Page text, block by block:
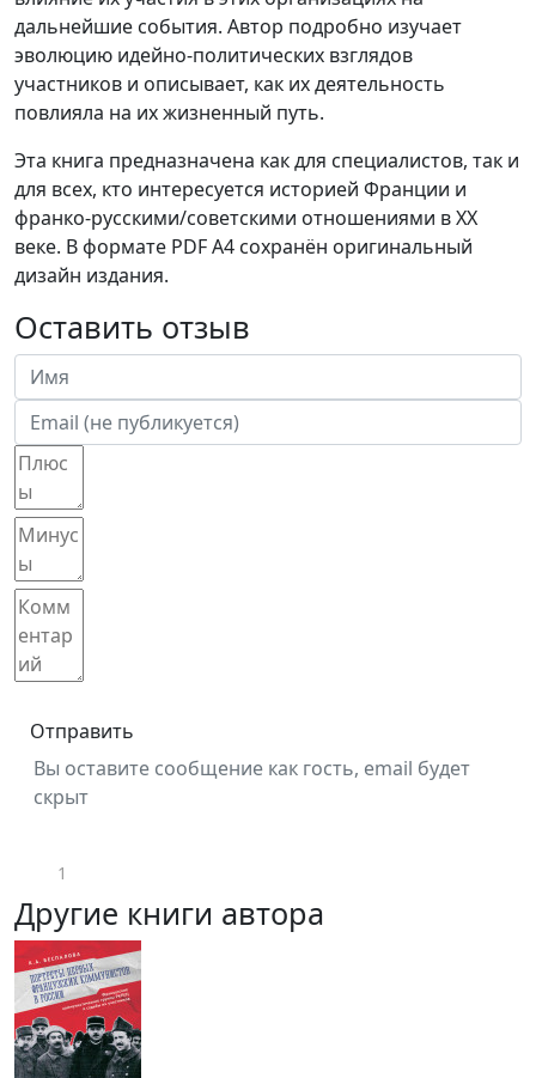
дальнейшие события. Автор подробно изучает
эволюцию идейно-политических взглядов
участников и описывает, как их деятельность
повлияла на их жизненный путь.
Эта книга предназначена как для специалистов, так и
для всех, кто интересуется историей Франции и
франко-русскими/советскими отношениями в ХХ
веке. В формате PDF A4 сохранён оригинальный
дизайн издания.
Оставить отзыв
Отправить
Вы оставите сообщение как гость, email будет
скрыт
1
Другие книги автора